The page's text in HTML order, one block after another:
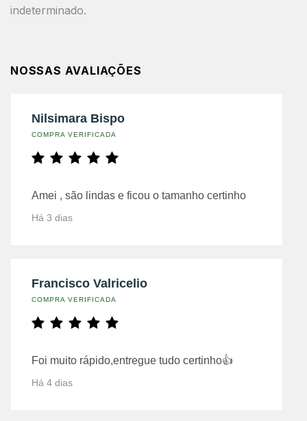
indeterminado.
NOSSAS AVALIAÇÕES
Nilsimara Bispo
COMPRA VERIFICADA
Amei , são lindas e ficou o tamanho certinho
Há 3 dias
Francisco Valricelio
COMPRA VERIFICADA
Foi muito rápido,entregue tudo certinho👍
Há 4 dias